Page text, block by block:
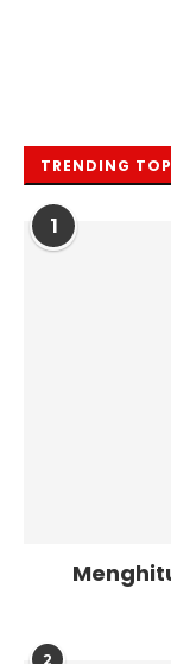
TRENDING
1
2